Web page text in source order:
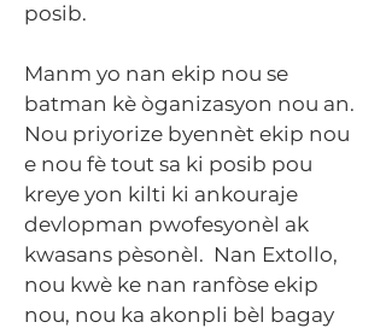
posib.
Manm yo nan ekip nou se
batman kè òganizasyon nou an.
Nou priyorize byennèt ekip nou
e nou fè tout sa ki posib pou
kreye yon kilti ki ankouraje
devlopman pwofesyonèl ak
kwasans pèsonèl. Nan Extollo,
nou kwè ke nan ranfòse ekip
nou, nou ka akonpli bèl bagay